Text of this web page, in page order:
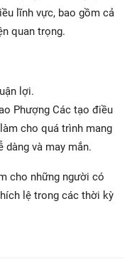
lĩnh vực, bao gồm cả
quan trọng.
lợi.
Phượng Các tạo điều
cho quá trình mang
dàng và may mắn.
cho những người có
lệ trong các thời kỳ